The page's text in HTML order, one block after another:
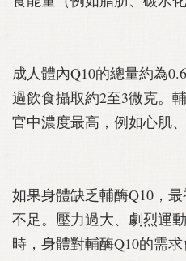
成人體內Q10的總量約為
過飲食攝取約2至3微克。
官中濃度最高，例如心肌
如果身體缺乏輔酶Q10，
不足。壓力過大、劇烈運
時，身體對輔酶Q10的需